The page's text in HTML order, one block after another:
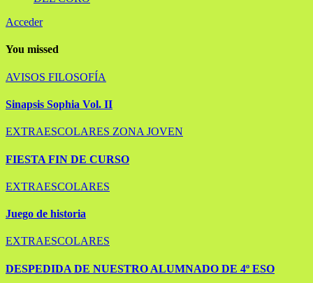
Acceder
You missed
AVISOS FILOSOFÍA
Sinapsis Sophia Vol. II
EXTRAESCOLARES ZONA JOVEN
FIESTA FIN DE CURSO
EXTRAESCOLARES
Juego de historia
EXTRAESCOLARES
DESPEDIDA DE NUESTRO ALUMNADO DE 4º ESO